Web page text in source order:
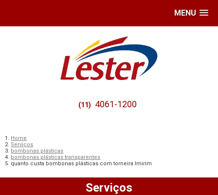
MENU
(11) 4061-1200
Home
Serviços
bombonas plásticas
bombonas plásticas transparentes
quanto custa bombonas plásticas com torneira Imirim
Serviços